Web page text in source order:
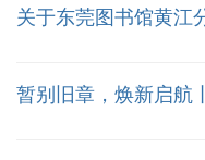
关于东莞图书馆黄江
暂别旧章，焕新启航